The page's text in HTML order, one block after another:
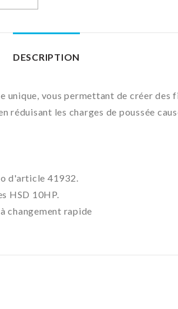
DESCRIPTION
vous permettant de créer des
les charges de poussée
d'article 41932.
HSD 10HP.
changement rapide